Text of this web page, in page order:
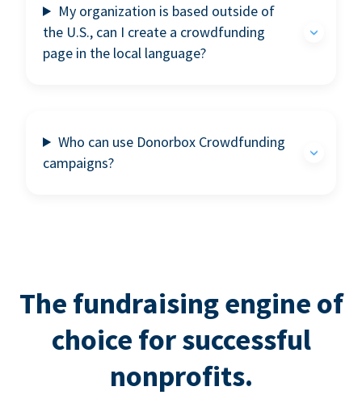
My organization is based outside of
the U.S., can I create a crowdfunding
page in the local language?
Who can use Donorbox Crowdfunding
campaigns?
The fundraising engine of
choice for successful
nonprofits.